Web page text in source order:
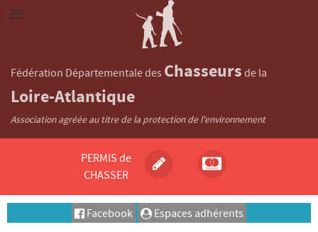
Fédération Départementale des Chasseurs de la
Loire-Atlantique
Association agréée au titre de la protection de l'environnement
PERMIS de
CHASSER
Facebook Espaces adhérents